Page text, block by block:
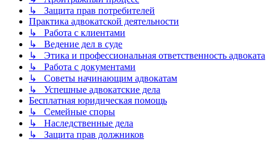
↳ Защита прав потребителей
Практика адвокатской деятельности
↳ Работа с клиентами
↳ Ведение дел в суде
↳ Этика и профессиональная ответственность адвоката
↳ Работа с документами
↳ Советы начинающим адвокатам
↳ Успешные адвокатские дела
Бесплатная юридическая помощь
↳ Семейные споры
↳ Наследственные дела
↳ Защита прав должников